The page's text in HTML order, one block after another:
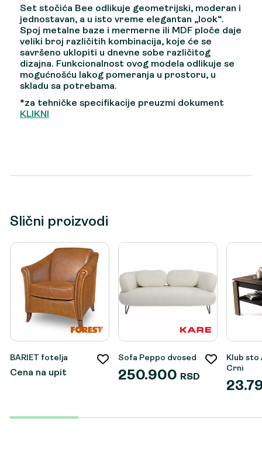
Set stočića Bee odlikuje geometrijski, moderan i
jednostavan, a u isto vreme elegantan „look“.
Spoj metalne baze i mermerne ili MDF ploče daje
veliki broj različitih kombinacija, koje će se
savršeno uklopiti u dnevne sobe različitog
dizajna. Funkcionalnost ovog modela odlikuje se
mogućnošću lakog pomeranja u prostoru, u
skladu sa potrebama.
*za tehničke specifikacije preuzmi dokument
KLIKNI
Slični proizvodi
BARIET fotelja
Cena na upit
Sofa Peppo dvosed
250.900 RSD
Klub sto
Crni